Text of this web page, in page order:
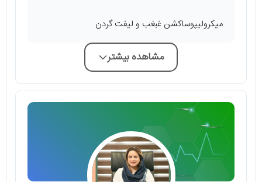
میکرولیپوساکشن غبغب و لیفت گردن
مشاهده بیشتر